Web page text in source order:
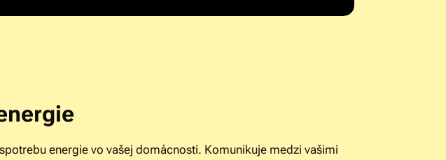
energie vo vašej domácnosti. Komunikuje medzi vašimi